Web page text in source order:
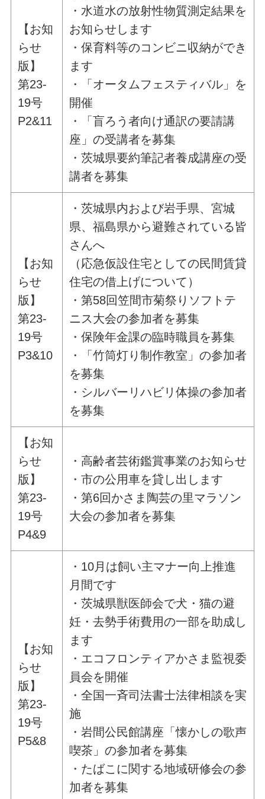
【お知
らせ
版】
第23-
19号
P2&11
・水道水の放射性物質測定結果を
お知らせします
・保育料等のコンビニ収納ができ
ます
・「オータムフェスティバル」を
開催
・「盲ろう者向け通訳の要請講
座」の受講者を募集
・茨城県要約筆記者養成講座の受
講者を募集
【お知
らせ
版】
第23-
19号
P3&10
・茨城県内および岩手県、宮城
県、福島県から避難されている皆
さんへ
（応急仮設住宅としての民間賃貸
住宅の借上げについて）
・第58回笠間市菊祭りソフトテ
ニス大会の参加者を募集
・保険年金課の臨時職員を募集
・「竹筒灯り制作教室」の参加者
を募集
・シルバーリハビリ体操の参加者
を募集
【お知
らせ
版】
第23-
19号
P4&9
・高齢者芸術鑑賞事業のお知らせ
・市の公用車を貸し出します
・第6回かさま陶芸の里マラソン
大会の参加者を募集
【お知
らせ
版】
第23-
19号
P5&8
・10月は飼い主マナー向上推進
月間です
・茨城県獣医師会で犬・猫の避
妊・去勢手術費用の一部を助成し
ます
・エコフロンティアかさま監視委
員会を開催
・全国一斉司法書士法律相談を実
施
・岩間公民館講座「懐かしの歌声
喫茶」の参加者を募集
・たばこに関する地域研修会の参
加者を募集